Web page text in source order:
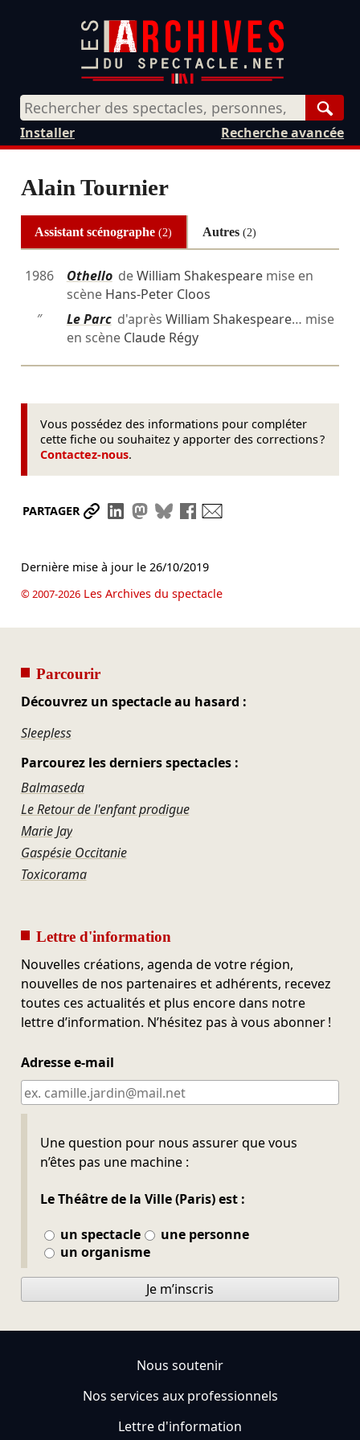
Recherche avancée
Installer
Alain Tournier
Assistant scénographe(2) Autres (2)
1986 OthellodeWilliam Shakespearemise en
scène Hans-Peter Cloos
″
Le Parcd'après William Shakespeare… mise
en scène Claude Régy
Vous possédez des informations pour compléter
cette fiche ou souhaitez y apporter des corrections ?
Contactez-nous.
PARTAGER Partager le lien
Partager sur LinkedIn
Partager sur Mastodon
Partager sur Bluesky
Partager sur Facebook
Dernière mise à jour le 26/10/2019
© 2007-2026Les Archives du spectacle
Parcourir
Découvrez un spectacle au hasard :
Sleepless
Parcourez les derniers spectacles :
Balmaseda
Le Retour de l'enfant prodigue
Marie Jay
Gaspésie Occitanie
Toxicorama
Lettre d'information
Nouvelles créations, agenda de votre région,
nouvelles de nos partenaires et adhérents, recevez
toutes ces actualités et plus encore dans notre
lettre d’information. N’hésitez pas à vous abonner !
Adresse e-mail
Une question pour nous assurer que vous
n’êtes pas une machine :
Le Théâtre de la Ville (Paris) est :
un spectacle
une personne
un organisme
Ne pas remplir
Je m’inscris
Nous soutenir
Nos services aux professionnels
Lettre d'information